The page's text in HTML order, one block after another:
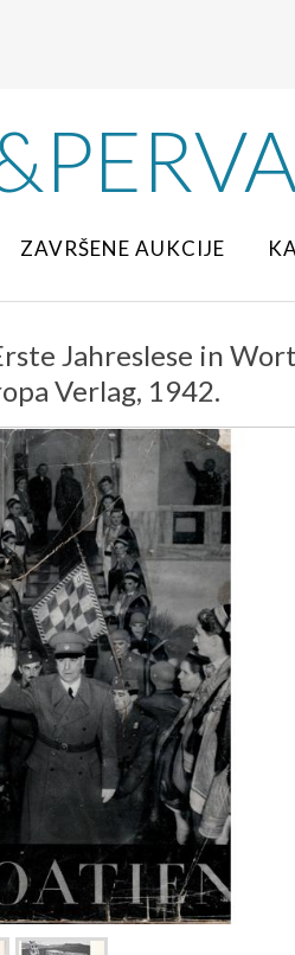
ZAVRŠENE AUKCIJE
Jahreslese in
Verlag, 1942.